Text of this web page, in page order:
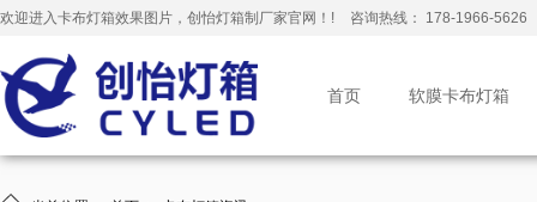
欢迎进入卡布灯箱效果图片，创怡灯箱制厂家官网！! 咨询热线： 178-1966-5626
首页 软膜卡布灯箱